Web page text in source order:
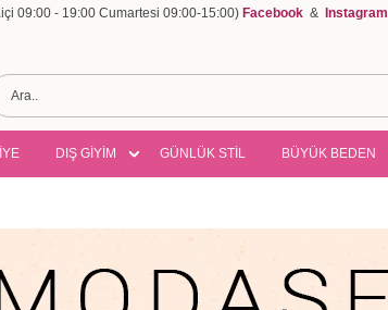
09:00 - 19:00 Cumartesi 09:00-15:00) Facebook & Instagram
DIŞ GİYİM GÜNLÜK STİL BÜYÜK BEDEN